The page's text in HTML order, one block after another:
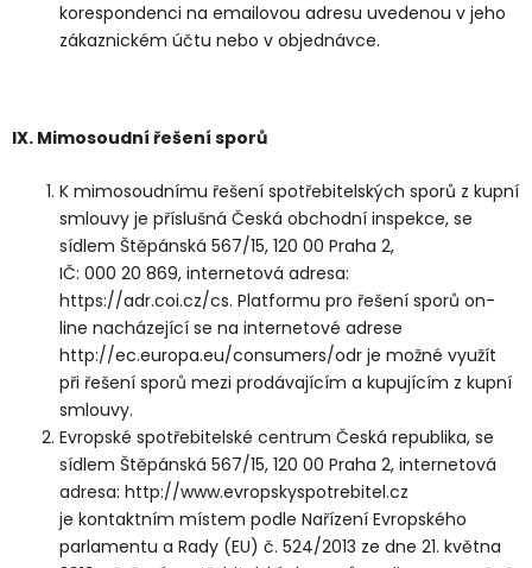
korespondenci na emailovou adresu uvedenou v jeho
zákaznickém účtu nebo v objednávce.
IX. Mimosoudní řešení sporů
K mimosoudnímu řešení spotřebitelských sporů z kupní
smlouvy je příslušná Česká obchodní inspekce, se
sídlem Štěpánská 567/15, 120 00 Praha 2,
IČ: 000 20 869, internetová adresa:
https://adr.coi.cz/cs. Platformu pro řešení sporů on-
line nacházející se na internetové adrese
http://ec.europa.eu/consumers/odr je možné využít
při řešení sporů mezi prodávajícím a kupujícím z kupní
smlouvy.
Evropské spotřebitelské centrum Česká republika, se
sídlem Štěpánská 567/15, 120 00 Praha 2, internetová
adresa: http://www.evropskyspotrebitel.cz
je kontaktním místem podle Nařízení Evropského
parlamentu a Rady (EU) č. 524/2013 ze dne 21. května